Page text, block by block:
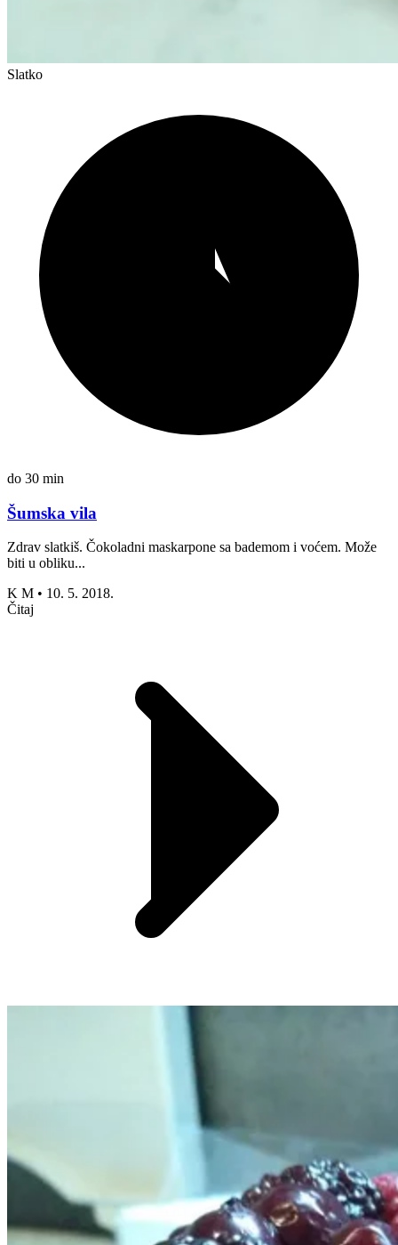
Slatko
do 30 min
Šumska vila
Zdrav slatkiš. Čokoladni maskarpone sa bademom i voćem. Može
biti u obliku...
K M • 10. 5. 2018.
Čitaj